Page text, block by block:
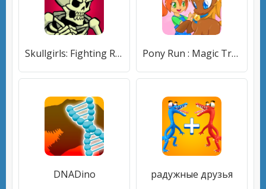
Skullgirls: Fighting RPG Pony Run : Magic Trails
DNADino радужные друзья